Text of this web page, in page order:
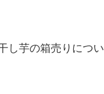
し芋の箱売りにつ